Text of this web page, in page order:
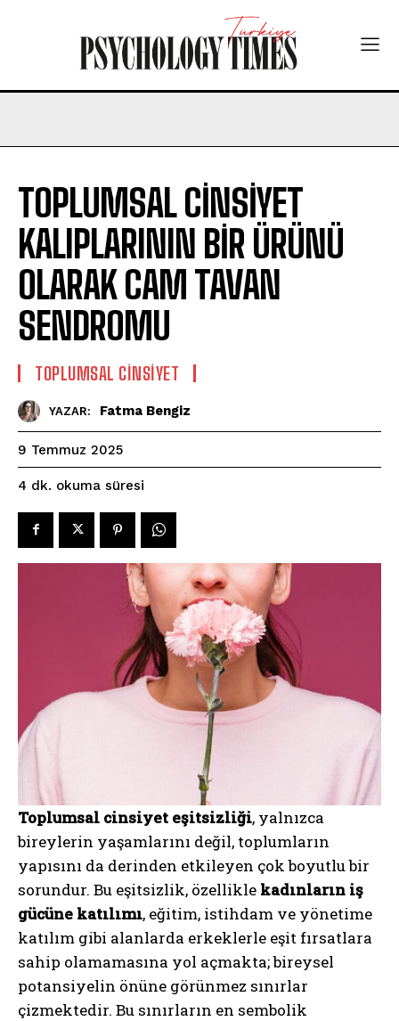
TOPLUMSAL CİNSİYET
KALIPLARININ BİR ÜRÜNÜ
OLARAK CAM TAVAN
SENDROMU
TOPLUMSAL CINSIYET
YAZAR: Fatma Bengiz
9 Temmuz 2025
4 dk. okuma süresi
Toplumsal cinsiyet eşitsizliği, yalnızca
bireylerin yaşamlarını değil, toplumların
yapısını da derinden etkileyen çok boyutlu bir
sorundur. Bu eşitsizlik, özellikle kadınların iş
gücüne katılımı, eğitim, istihdam ve yönetime
katılım gibi alanlarda erkeklerle eşit fırsatlara
sahip olamamasına yol açmakta; bireysel
potansiyelin önüne görünmez sınırlar
çizmektedir. Bu sınırların en sembolik